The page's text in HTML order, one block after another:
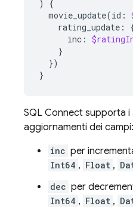
)
{
movie_update(id :
rating_update :
inc :
}
})
}
SQL Connect supporta i
aggiornamenti dei campi:
inc per
Int64 , Float ,
dec per
Int64 , Float ,